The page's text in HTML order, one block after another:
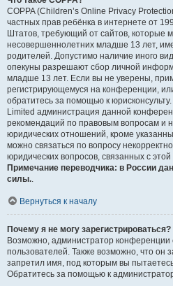
COPPA (Children’s Online Privacy
частных прав ребёнка в интернете от
Штатов, требующий от сайтов, которые
несовершеннолетних младше 13 лет,
родителей. Допустимо наличие иного
опекуны разрешают сбор личной
младше 13 лет. Если вы не уверены,
регистрирующемуся на конференции,
обратитесь за помощью к
Limited администрация данной
рекомендаций по правовым вопросам и
юридических отношений, кроме
можно связаться по вопросу
юридических вопросов, связанных с
Примечание переводчика: в России
силы..
Вернуться к началу
Почему я не могу зарегистрироваться?
Возможно, администратор конференции
пользователей. Также возможно, что он
запретил имя, под которым вы
Обратитесь за помощью к